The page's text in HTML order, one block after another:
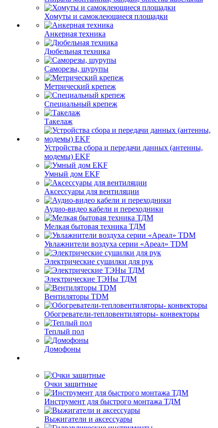
Хомуты и самоклеющиеся площадки
Анкерная техника
Дюбельная техника
Саморезы, шурупы
Метрический крепеж
Специальный крепеж
Такелаж
Устройства сбора и передачи данных (антенны,
модемы) EKF
Умный дом EKF
Аксессуары для вентиляции
Аудио-видео кабели и переходники
Мелкая бытовая техника ТДМ
Увлажнители воздуха серии «Ареал» TDM
Электрические сушилки для рук
Электрические ТЭНы ТДМ
Вентиляторы TDM
Обогреватели-тепловентиляторы- конвекторы
Теплый пол
Домофоны
Очки защитные
Инструмент для быстрого монтажа ТДМ
Выжигатели и аксессуары